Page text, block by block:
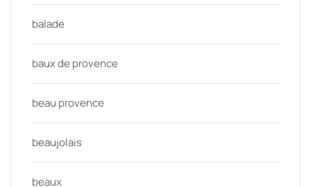
balade
baux de provence
beau provence
beaujolais
beaux